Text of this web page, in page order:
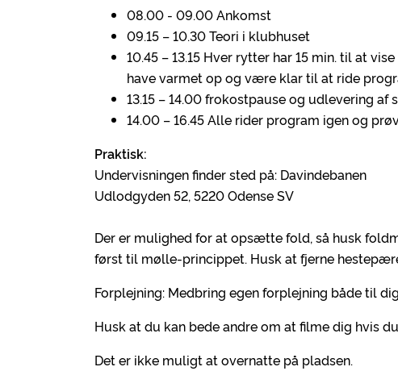
08.00 - 09.00 Ankomst
09.15 – 10.30 Teori i klubhuset
10.45 – 13.15 Hver rytter har 15 min. til at
have varmet op og være klar til at ride
13.15 – 14.00 frokostpause og udlevering
14.00 – 16.45 Alle rider program igen og
Praktisk:
Undervisningen finder sted på: Davindebanen
Udlodgyden 52, 5220 Odense SV
Der er mulighed for at opsætte fold, så husk
først til mølle-princippet. Husk at fjerne
Forplejning: Medbring egen forplejning både til
Husk at du kan bede andre om at filme dig hvis
Det er ikke muligt at overnatte på pladsen.